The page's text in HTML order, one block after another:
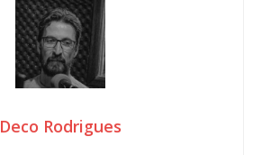
Deco Rodrigues